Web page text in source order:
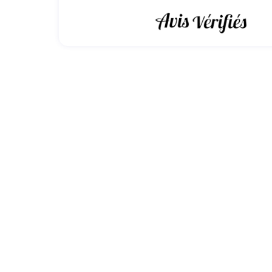
L'iPhone XR est doté de technologies avancées